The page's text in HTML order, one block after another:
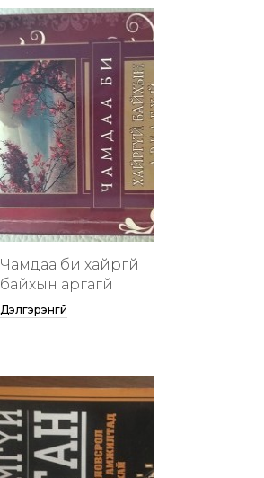
Чамдаа би хайргүй
байхын аргагүй
Дэлгэрэнгүй